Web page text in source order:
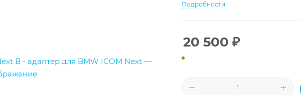
Подробности
20 500 ₽